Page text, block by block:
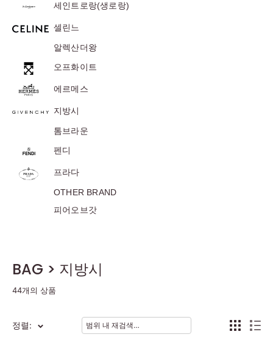
세인트로랑(생로랑)
셀린느
알렉산더왕
오프화이트
에르메스
지방시
톰브라운
펜디
프라다
OTHER BRAND
피어오브갓
BAG > 지방시
44개의 상품
정렬: